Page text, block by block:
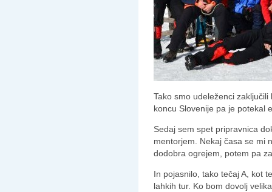
Tako smo udeleženci
koncu Slovenije pa je potekal
Sedaj sem spet pripravnica
mentorjem. Nekaj časa se mi
dodobra ogrejem, potem pa
In pojasnilo, tako tečaj A, kot
lahkih tur. Ko bom dovolj